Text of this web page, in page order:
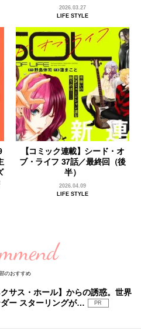
2026.03.27
LIFE STYLE
【コミック連載】シード・オ
ブ・ライフ 37話／最終回（後
半）
2026.04.09
LIFE STYLE
のおすすめ
クサス・ホール】からの誘惑。世界
ー スターリングが…
PR